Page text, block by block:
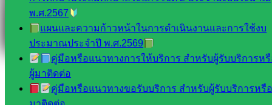
พ.ศ.2567
แผนและความก้าวหน้าในการดำเนินงานและการใช้งบ
ประมาณประจำปี พ.ศ.2569
คู่มือหรือแนวทางการให้บริการ สำหรับผู้รับบริการห
ผู้มาติดต่อ
คู่มือหรือแนวทางขอรับบริการ สำหรับผู้รับบริการหรื